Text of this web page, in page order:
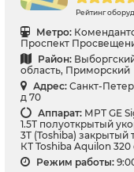
Рейтинг
Метро:
Проспект
Район:
область, Приморский
Адрес: Санкт-
д 70
Аппарат: МРТ GE
1.5T полуоткрытый
3T (Toshiba) закрытый
КТ Toshiba Aquilon
Режим работы: